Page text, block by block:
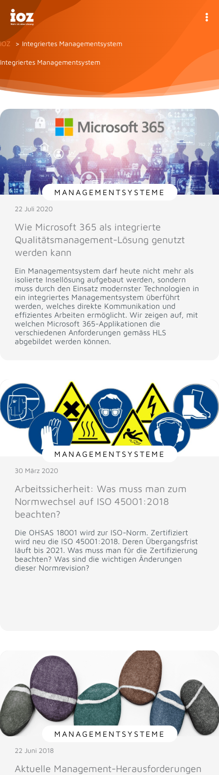
Inhalt
springen
IOZ Integriertes Managementsystem
Integriertes Managementsystem
MANAGEMENTSYSTEME
22 Juli 2020
Wie Microsoft 365 als integrierte
Qualitätsmanagement-Lösung genutzt
werden kann
Ein Managementsystem darf heute nicht mehr als
isolierte Insellösung aufgebaut werden, sondern
muss durch den Einsatz modernster Technologien in
ein integriertes Managementsystem überführt
werden, welches direkte Kommunikation und
effizientes Arbeiten ermöglicht. Wir zeigen auf, mit
welchen Microsoft 365-Applikationen die
verschiedenen Anforderungen gemäss HLS
abgebildet werden können.
MANAGEMENTSYSTEME
30 März 2020
Arbeitssicherheit: Was muss man zum
Normwechsel auf ISO 45001:2018
beachten?
Die OHSAS 18001 wird zur ISO-Norm. Zertifiziert
wird neu die ISO 45001:2018. Deren Übergangsfrist
läuft bis 2021. Was muss man für die Zertifizierung
beachten? Was sind die wichtigen Änderungen
dieser Normrevision?
MANAGEMENTSYSTEME
22 Juni 2018
Aktuelle Management-Herausforderungen